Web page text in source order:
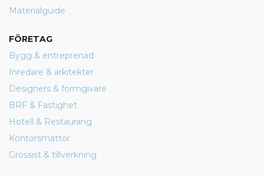
Materialguide
FÖRETAG
Bygg & entreprenad
Inredare & arkitekter
Designers & formgivare
BRF & Fastighet
Hotell & Restaurang
Kontorsmattor
Grossist & tillverkning